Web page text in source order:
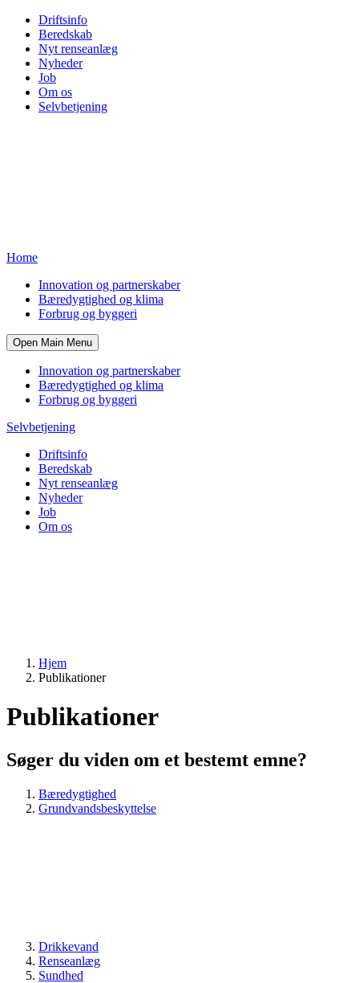
Driftsinfo
Beredskab
Nyt renseanlæg
Nyheder
Job
Om os
Selvbetjening
Home
Innovation og partnerskaber
Bæredygtighed og klima
Forbrug og byggeri
Open Main Menu
Innovation og partnerskaber
Bæredygtighed og klima
Forbrug og byggeri
Selvbetjening
Driftsinfo
Beredskab
Nyt renseanlæg
Nyheder
Job
Om os
Hjem
Publikationer
Publikationer
Søger du viden om et bestemt emne?
Bæredygtighed
Grundvandsbeskyttelse
Drikkevand
Renseanlæg
Sundhed